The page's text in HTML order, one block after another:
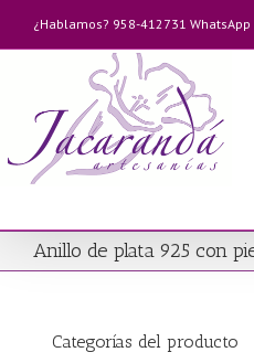
contenido
¿Hablamos? 958-412731
Anillo de plata 925 con
Categorías del producto